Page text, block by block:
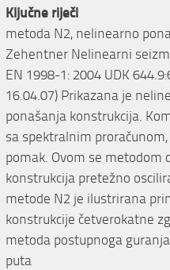
Ključne riječi
metoda N2, nelinearno
Zehentner Nelinearni
EN 1998-1: 2004 UDK
16.04.07) Prikazana je
ponašanja konstrukcija.
sa spektralnim
pomak. Ovom se
konstrukcija pretežno
metode N2 je ilustrirana
konstrukcije četverokatne
metoda postupnoga
puta